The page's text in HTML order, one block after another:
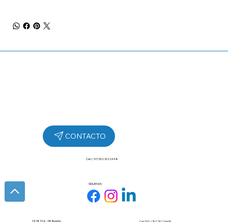
SÍGUENOS
Cel: (+57) 302 3022448
Cll 7# 15 A - 38 Bogotá Cel: (57+) 302 3022448